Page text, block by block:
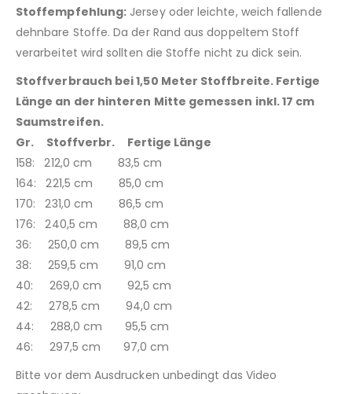
Stoffempfehlung: Jersey oder leichte, weich fallende
dehnbare Stoffe. Da der Rand aus doppeltem Stoff
verarbeitet wird sollten die Stoffe nicht zu dick sein.
Stoffverbrauch bei 1,50 Meter Stoffbreite. Fertige
Länge an der hinteren Mitte gemessen inkl. 17 cm
Saumstreifen.
Gr. Stoffverbr. Fertige Länge
158: 212,0 cm 83,5 cm
164: 221,5 cm 85,0 cm
170: 231,0 cm 86,5 cm
176: 240,5 cm 88,0 cm
36: 250,0 cm 89,5 cm
38: 259,5 cm 91,0 cm
40: 269,0 cm 92,5 cm
42: 278,5 cm 94,0 cm
44: 288,0 cm 95,5 cm
46: 297,5 cm 97,0 cm
Bitte vor dem Ausdrucken unbedingt das Video